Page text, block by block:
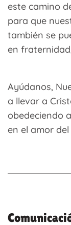
este camino
para que
también se
en
Ayúdanos,
a llevar a
obedeciendo
en el amor del